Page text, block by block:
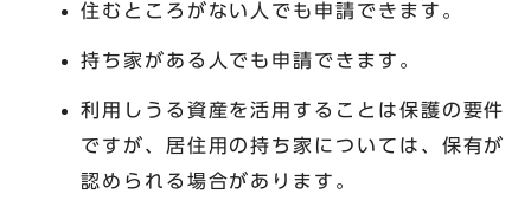
住むところがない人でも申請できます。
持ち家がある人でも申請できます。
利用しうる資産を活用することは保護の要件
ですが、居住用の持ち家については、保有が
認められる場合があります。